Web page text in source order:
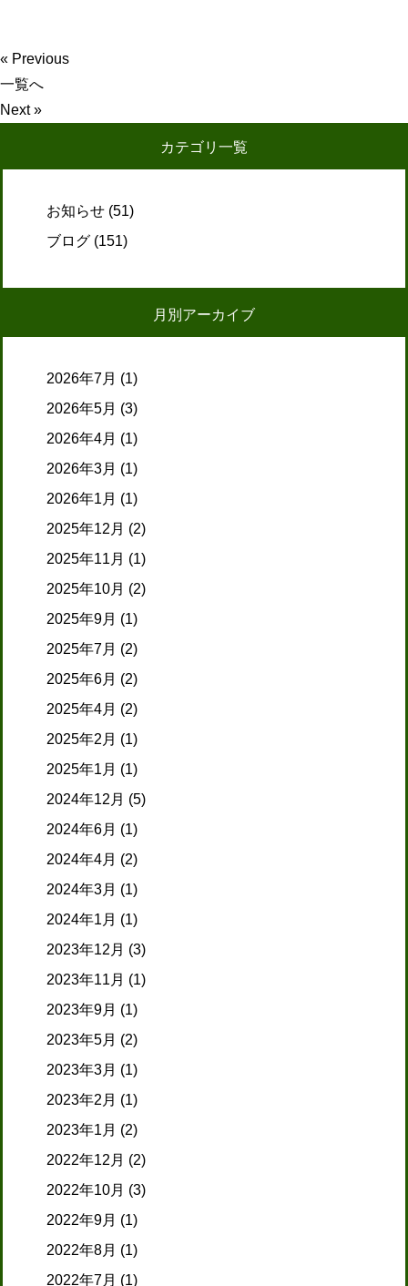
« Previous
一覧へ
Next »
カテゴリ一覧
お知らせ (51)
ブログ (151)
月別アーカイブ
2026年7月 (1)
2026年5月 (3)
2026年4月 (1)
2026年3月 (1)
2026年1月 (1)
2025年12月 (2)
2025年11月 (1)
2025年10月 (2)
2025年9月 (1)
2025年7月 (2)
2025年6月 (2)
2025年4月 (2)
2025年2月 (1)
2025年1月 (1)
2024年12月 (5)
2024年6月 (1)
2024年4月 (2)
2024年3月 (1)
2024年1月 (1)
2023年12月 (3)
2023年11月 (1)
2023年9月 (1)
2023年5月 (2)
2023年3月 (1)
2023年2月 (1)
2023年1月 (2)
2022年12月 (2)
2022年10月 (3)
2022年9月 (1)
2022年8月 (1)
2022年7月 (1)